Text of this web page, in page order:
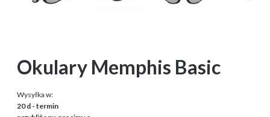
Okulary Memphis Basic
Wysyłka w:
20 d - termin